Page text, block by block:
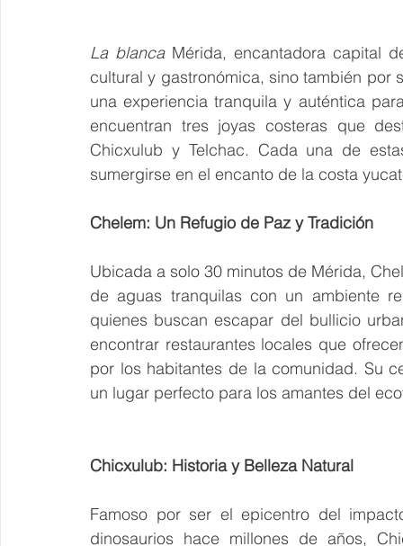
La blanca Mérida, encantadora capital
cultural y gastronómica, sino también por
una experiencia tranquila y auténtica
encuentran tres joyas costeras que
Chicxulub y Telchac. Cada una de
sumergirse en el encanto de la costa
Chelem: Un Refugio de Paz y Tradición
Ubicada a solo 30 minutos de Mérida,
de aguas tranquilas con un ambiente
quienes buscan escapar del bullicio
encontrar restaurantes locales que
por los habitantes de la comunidad. Su
un lugar perfecto para los amantes del
Chicxulub: Historia y Belleza Natural
Famoso por ser el epicentro del
dinosaurios hace millones de años,